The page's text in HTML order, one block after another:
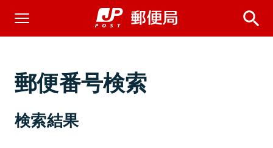
郵便番号検索
検索結果